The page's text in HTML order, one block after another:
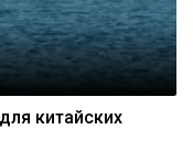
китайских